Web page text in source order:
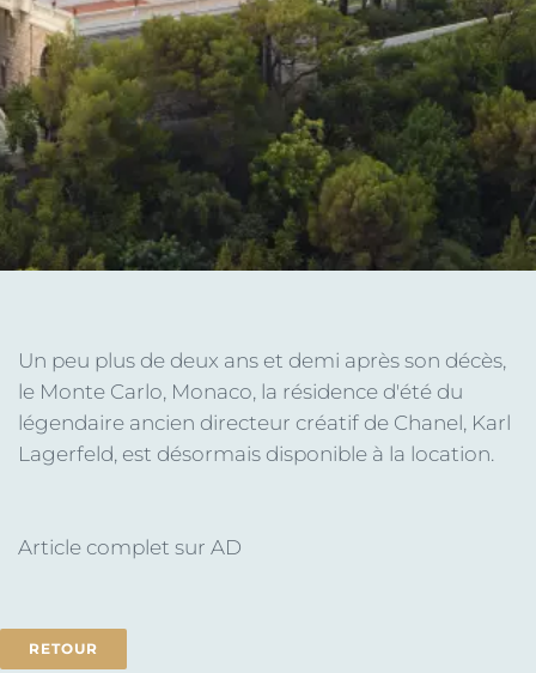
Un peu plus de deux ans et demi après son décès,
le Monte Carlo, Monaco, la résidence d'été du
légendaire ancien directeur créatif de Chanel, Karl
Lagerfeld, est désormais disponible à la location.
Article complet sur AD
RETOUR